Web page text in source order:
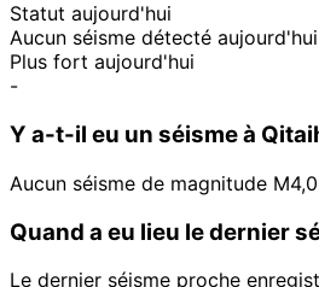
Statut aujourd'hui
Aucun séisme détecté aujourd'hui
Plus fort aujourd'hui
-
Y a-t-il eu un séisme à
Aucun séisme de magnitude
Quand a eu lieu le dernier
Le dernier séisme proche